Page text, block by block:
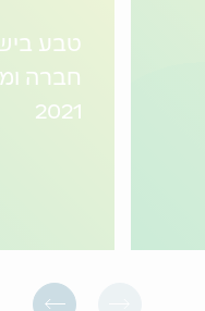
טבע
חברה
2021